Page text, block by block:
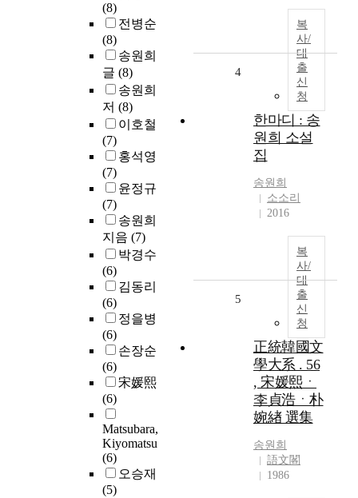
(8)
전병순
(8)
송원희
글 (8)
송원희
저 (8)
이호철
(7)
홍석영
(7)
윤정규
(7)
송원희
지음 (7)
박경수
(6)
김동리
(6)
정을병
(6)
손장순
(6)
宋媛熙
(6)
Matsubara,
Kiyomatsu
(6)
오승재
(5)
복
사/
대
출
신
청
4
한마디 : 송
원희 소설
집
송원희
소소리
2016
복
사/
대
출
신
청
5
正統韓國文
學大系 . 56
, 宋媛熙ㆍ
李貞浩ㆍ朴
婉緖 選集
송원희
語文閣
1986